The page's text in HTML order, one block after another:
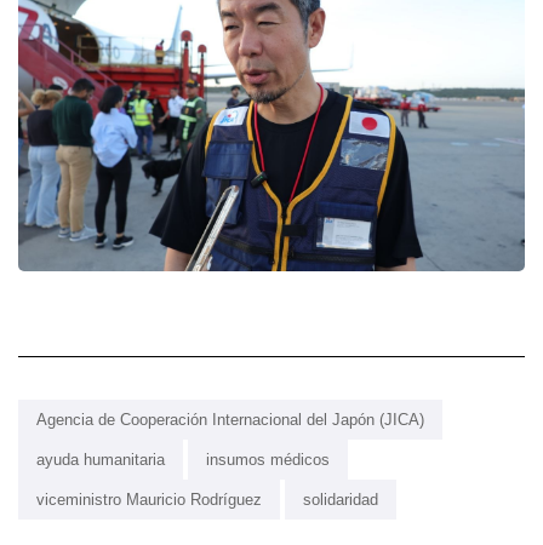
Agencia de Cooperación Internacional del Japón (JICA)
ayuda humanitaria insumos médicos
viceministro Mauricio Rodríguez solidaridad